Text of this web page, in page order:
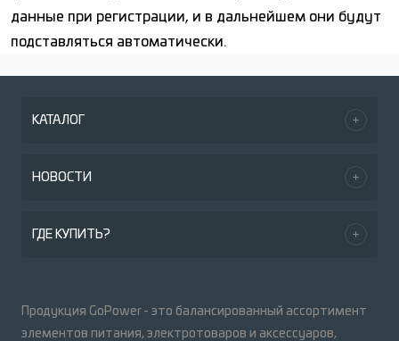
данные при регистрации, и в дальнейшем они будут
подставляться автоматически.
КАТАЛОГ
НОВОСТИ
ГДЕ КУПИТЬ?
Продукция GoPower - это балансированный ассортимент
элементов питания, электротоваров и аксессуаров,